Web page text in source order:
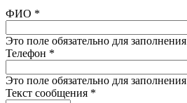
ФИО *
Это поле обязательно для заполнения
Телефон *
Это поле обязательно для заполнения
Текст сообщения *